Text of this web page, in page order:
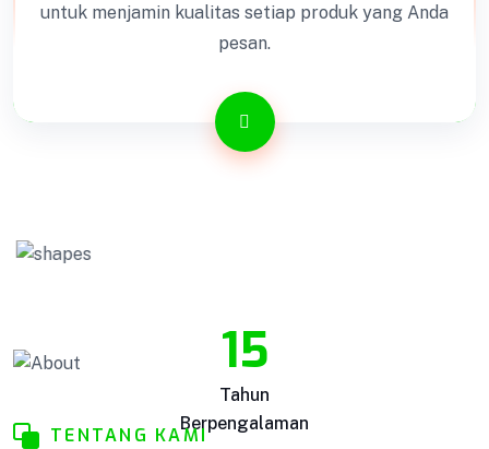
untuk menjamin kualitas setiap produk yang Anda
pesan.
15
Tahun
Berpengalaman
TENTANG KAMI
Kotak Amal
Kotak Amal BISA COD !! GARANSI Barang 100%!
Dapatkan Keranda Kualitas Premium || Kami